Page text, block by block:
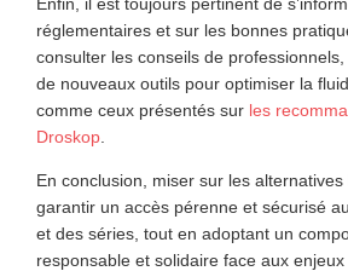
réglementaires et sur les bonnes
consulter les conseils de professionnels,
de nouveaux outils pour optimiser la
comme ceux présentés sur les
Droskop
En conclusion, miser sur les alternatives
garantir un accès pérenne et sécurisé
et des séries, tout en adoptant un
responsable et solidaire face aux